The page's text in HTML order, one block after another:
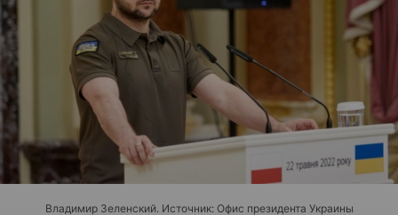
Владимир Зеленский. Источник: Офис президента Украины